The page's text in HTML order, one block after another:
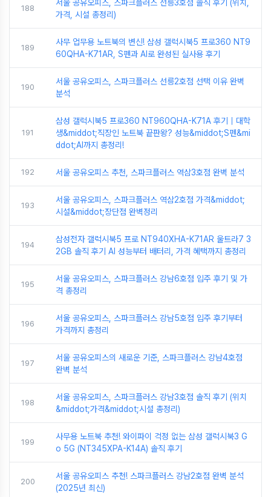
188
서울 공유오피스, 스파크플러스 선릉3호점 솔직 후기 (위치,
가격, 시설 총정리)
189
사무 업무용 노트북의 변신! 삼성 갤럭시북5 프로360 NT9
60QHA-K71AR, S펜과 AI로 완성된 실사용 후기
190
서울 공유오피스, 스파크플러스 선릉2호점 선택 이유 완벽
분석
191
삼성 갤럭시북5 프로360 NT960QHA-K71A 후기｜대학
생&middot;직장인 노트북 끝판왕? 성능&middot;S펜&mi
ddot;AI까지 총정리!
192 서울 공유오피스 추천, 스파크플러스 역삼3호점 완벽 분석
193
서울 공유오피스, 스파크플러스 역삼2호점 가격&middot;
시설&middot;장단점 완벽정리
194
삼성전자 갤럭시북5 프로 NT940XHA-K71AR 울트라7 3
2GB 솔직 후기 AI 성능부터 배터리, 가격 혜택까지 총정리
195
서울 공유오피스, 스파크플러스 강남6호점 입주 후기 및 가
격 총정리
196
서울 공유오피스, 스파크플러스 강남5호점 입주 후기부터
가격까지 총정리
197
서울 공유오피스의 새로운 기준, 스파크플러스 강남4호점
완벽 분석
198
서울 공유오피스, 스파크플러스 강남3호점 솔직 후기 (위치
&middot;가격&middot;시설 총정리)
199
사무용 노트북 추천! 와이파이 걱정 없는 삼성 갤럭시북3 G
o 5G (NT345XPA-K14A) 솔직 후기
200
서울 공유오피스 추천! 스파크플러스 강남2호점 완벽 분석
(2025년 최신)